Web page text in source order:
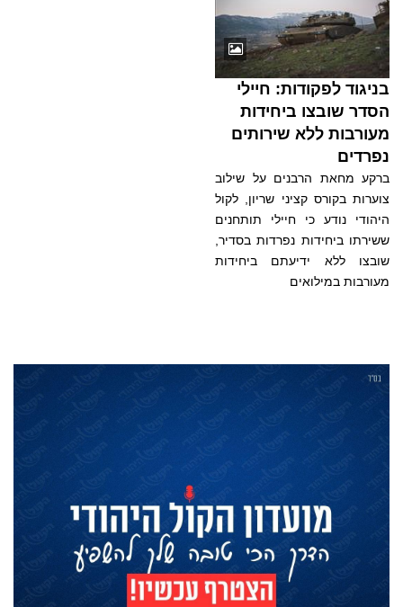
בניגוד לפקודות: חיילי
הסדר שובצו ביחידות
מעורבות ללא שירותים
נפרדים
ברקע מחאת הרבנים על שילוב
צוערות בקורס קציני שריון, לקול
היהודי נודע כי חיילי תותחנים
ששירתו ביחידות נפרדות בסדיר,
שובצו ללא ידיעתם ביחידות
מעורבות במילואים